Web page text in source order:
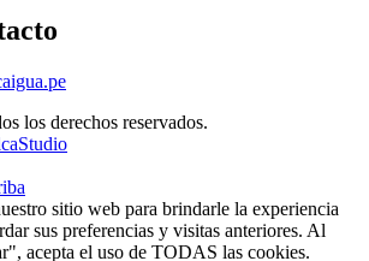
los derechos reservados.
sitio web para brindarle la experiencia
sus preferencias y visitas anteriores. Al
acepta el uso de TODAS las cookies.